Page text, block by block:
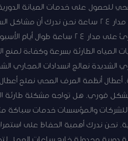
للحصول على خدمات الصيانة
50267365 خدمات الطوارئ لمشاكل السباكة والصرف الصحي خدمات طوارئ سريعة على مدار 24 ساعة نحن
والصرف الصحي يمكن أن تحدث في أي وقت وتتطلب تدخلاً فورياً. لذلك، نوفر خدمات طوارئ على
الطارئة بسرعة وكفاءة لمنع
الشديدة نعالج انسدادات المجاري
أنظمة الصرف الصحي نصلح
فوري. هل تواجه مشكلة طارئة
والمؤسسات خدمات سباكة
نحن ندرك أهمية الحفاظ على